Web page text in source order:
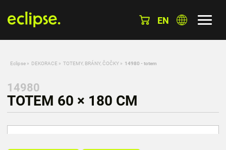
EN
Eclipse » DEKORACE » TOTEMY, BRÁNY, ČOČKY » 14980 - totem
14980
TOTEM 60 × 180 CM